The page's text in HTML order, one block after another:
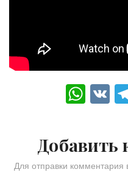
W
h
ts
A
V
K
Добавить
Для отправки